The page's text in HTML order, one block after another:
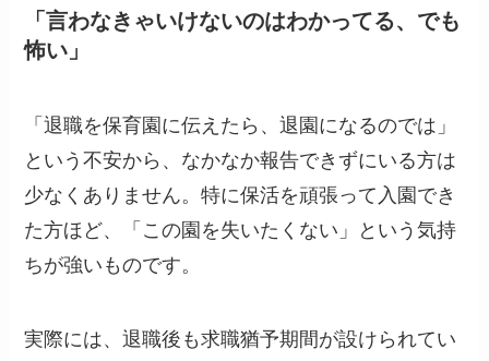
「言わなきゃいけないのはわかってる、でも
怖い」
「退職を保育園に伝えたら、退園になるのでは」
という不安から、なかなか報告できずにいる方は
少なくありません。特に保活を頑張って入園でき
た方ほど、「この園を失いたくない」という気持
ちが強いものです。
実際には、退職後も求職猶予期間が設けられてい